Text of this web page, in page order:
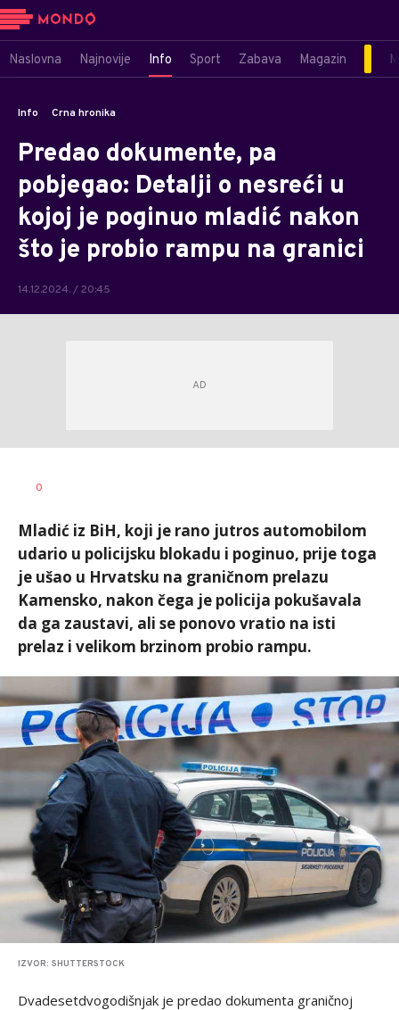
Naslovna Najnovije Info Sport Zabava Magazin
Info Crna hronika
Predao dokumente, pa
pobjegao: Detalji o nesreći u
kojoj je poginuo mladić nakon
što je probio rampu na granici
14.12.2024. / 20:45
AUTOR
0
Mladić iz BiH, koji je rano jutros automobilom
udario u policijsku blokadu i poginuo, prije toga
je ušao u Hrvatsku na graničnom prelazu
Kamensko, nakon čega je policija pokušavala
da ga zaustavi, ali se ponovo vratio na isti
prelaz i velikom brzinom probio rampu.
IZVOR: SHUTTERSTOCK
Dvadesetdvogodišnjak je predao dokumenta graničnoj